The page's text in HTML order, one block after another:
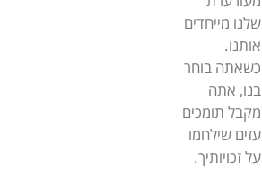
שלנו מייחדים
אותנו.
כשאתה בוחר
בנו, אתה
מקבל תומכים
עזים שילחמו
על זכויותיך.